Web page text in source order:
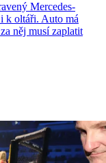
Mercedes-
k oltáři. Auto má
něj musí zaplatit